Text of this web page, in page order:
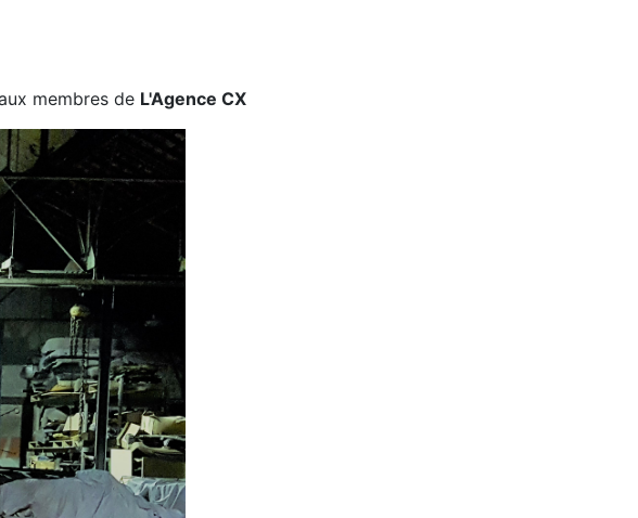
membres de L'Agence CX